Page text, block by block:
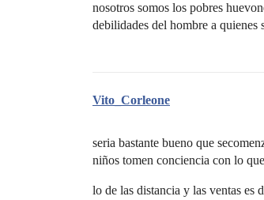
nosotros somos los pobres
debilidades del hombre a quienes
Vito_Corleone
seria bastante bueno que
niños tomen conciencia con lo
lo de las distancia y las ventas es